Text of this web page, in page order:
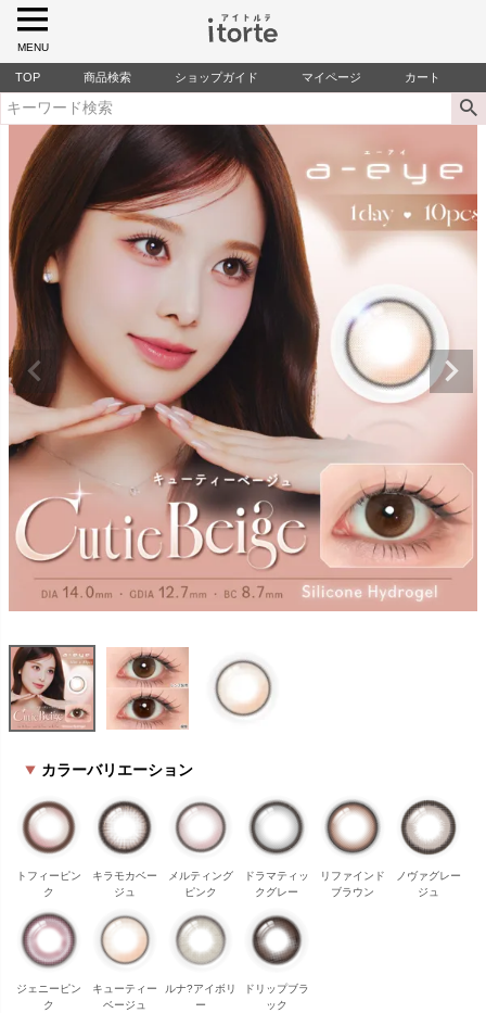
MENU
TOP 商品検索 ショップガイド マイページ カート
カラーバリエーション
トフィーピン
ク
キラモカベー
ジュ
メルティング
ピンク
ドラマティッ
クグレー
リファインド
ブラウン
ノヴァグレー
ジュ
ジェニーピン
ク
キューティー
ベージュ
ルナ?アイボリ
ー
ドリップブラ
ック